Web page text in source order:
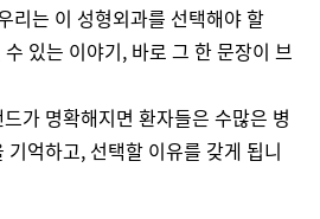
리는 이 성형외과를 선택해야 할
있는 이야기, 바로 그 한 문장이 브
가 명확해지면 환자들은 수많은 병
억하고, 선택할 이유를 갖게 됩니